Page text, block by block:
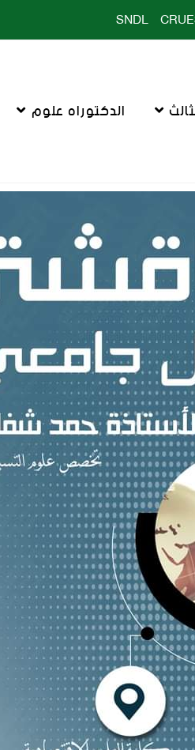
SNDL
الدكتوراه علوم